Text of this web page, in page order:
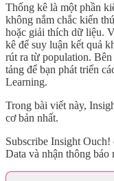
Thống kê là một phần
không nắm chắc kiến
hoặc giải thích dữ liệu.
kê để suy luận kết quả
rút ra từ population.
tảng để bạn phát triển
Learning.
Trong bài viết này,
cơ bản nhất.
Subscribe Insight Ouch!
Data và nhận thông